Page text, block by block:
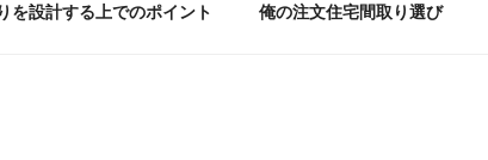
を設計する上でのポイント 俺の注文住宅間取り選び